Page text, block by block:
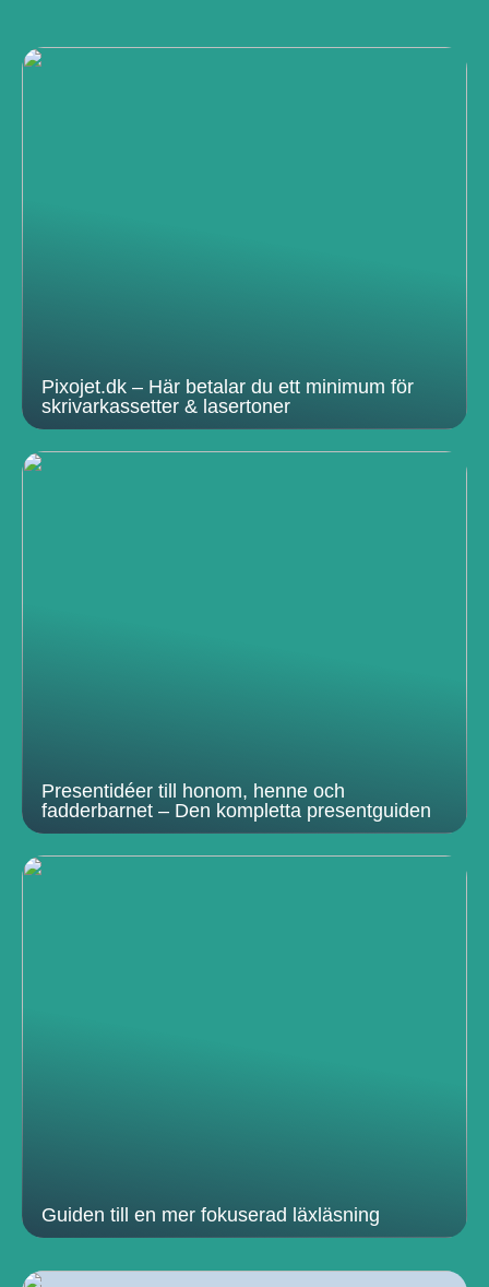
Pixojet.dk – Här betalar du ett minimum för
skrivarkassetter & lasertoner
Presentidéer till honom, henne och
fadderbarnet – Den kompletta presentguiden
Guiden till en mer fokuserad läxläsning